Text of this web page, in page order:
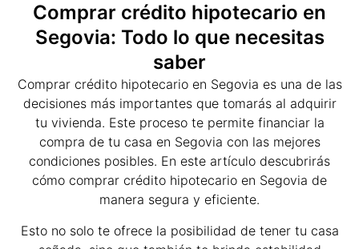
Comprar crédito hipotecario en
Segovia: Todo lo que necesitas
saber
Comprar crédito hipotecario en Segovia es una de las
decisiones más importantes que tomarás al adquirir
tu vivienda. Este proceso te permite financiar la
compra de tu casa en Segovia con las mejores
condiciones posibles. En este artículo descubrirás
cómo comprar crédito hipotecario en Segovia de
manera segura y eficiente.
Esto no solo te ofrece la posibilidad de tener tu casa